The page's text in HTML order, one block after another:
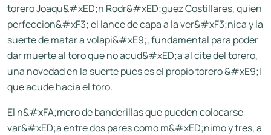
torero Joaqu&#xED;n Rodr&#xED;guez Costillares, quien
perfeccion&#xF3; el lance de capa a la ver&#xF3;nica y la
suerte de matar a volapi&#xE9;, fundamental para poder
dar muerte al toro que no acud&#xED;a al cite del torero,
una novedad en la suerte pues es el propio torero &#xE9;l
que acude hacia el toro.
El n&#xFA;mero de banderillas que pueden colocarse
var&#xED;a entre dos pares como m&#xED;nimo y tres, a